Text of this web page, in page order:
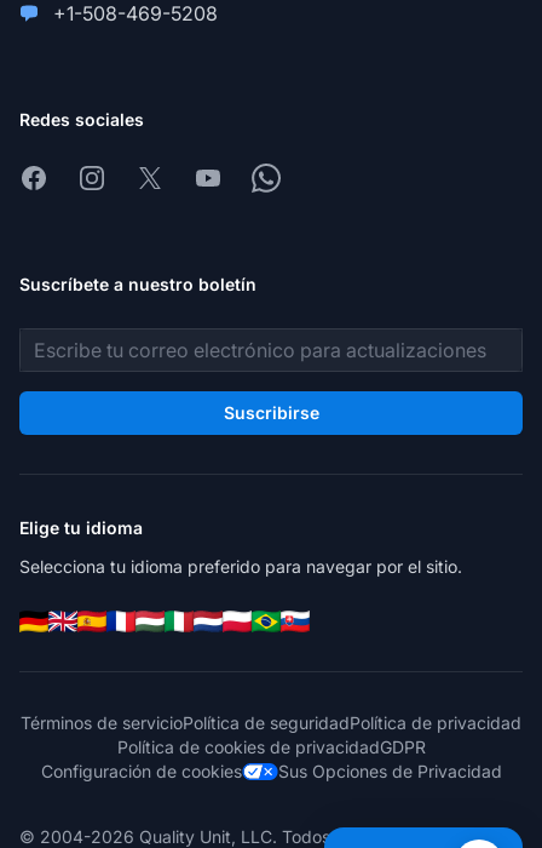
+1-508-469-5208
Redes sociales
FacebookInstagram
X YoutubeWhatsapp
Suscríbete a nuestro boletín
Dirección de correo electrónico
Suscribirse
Elige tu idioma
Selecciona tu idioma preferido para navegar por el sitio.
Términos de servicioPolítica de seguridadPolítica de privacidad
Política de cookies de privacidadGDPR
Configuración de cookies
Sus Opciones de Privacidad
© 2004-2026 Quality Unit, LLC. Todos los derechos